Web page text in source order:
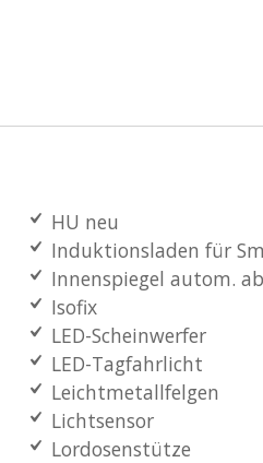
HU neu
Induktionsladen für
Innenspiegel autom.
Isofix
LED-Scheinwerfer
LED-Tagfahrlicht
Leichtmetallfelgen
Lichtsensor
Lordosenstütze